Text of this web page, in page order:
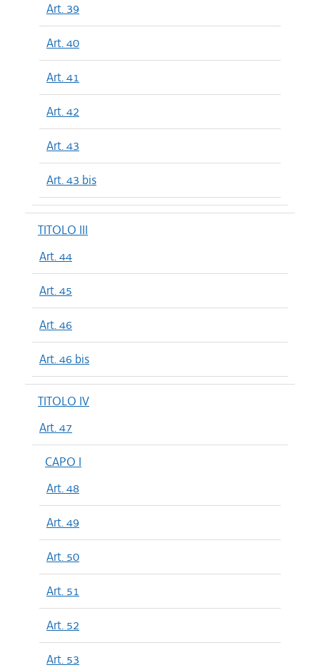
Art. 39
Art. 40
Art. 41
Art. 42
Art. 43
Art. 43 bis
TITOLO III
Art. 44
Art. 45
Art. 46
Art. 46 bis
TITOLO IV
Art. 47
CAPO I
Art. 48
Art. 49
Art. 50
Art. 51
Art. 52
Art. 53